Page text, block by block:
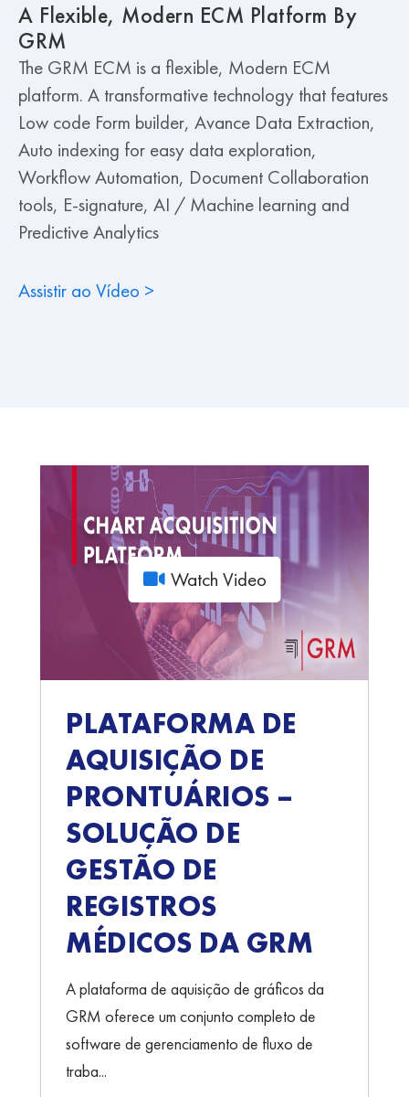
A Flexible, Modern ECM Platform By
GRM
The GRM ECM is a flexible, Modern ECM
platform. A transformative technology that features
Low code Form builder, Avance Data Extraction,
Auto indexing for easy data exploration,
Workflow Automation, Document Collaboration
tools, E-signature, AI / Machine learning and
Predictive Analytics
Assistir ao Vídeo >
Watch Video
PLATAFORMA DE
AQUISIÇÃO DE
PRONTUÁRIOS –
SOLUÇÃO DE
GESTÃO DE
REGISTROS
MÉDICOS DA GRM
A plataforma de aquisição de gráficos da
GRM oferece um conjunto completo de
software de gerenciamento de fluxo de
traba...